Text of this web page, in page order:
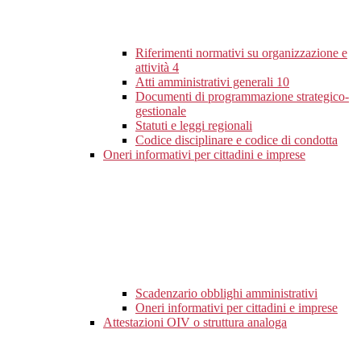
Riferimenti normativi su organizzazione e
attività 4
Atti amministrativi generali 10
Documenti di programmazione strategico-
gestionale
Statuti e leggi regionali
Codice disciplinare e codice di condotta
Oneri informativi per cittadini e imprese
Scadenzario obblighi amministrativi
Oneri informativi per cittadini e imprese
Attestazioni OIV o struttura analoga